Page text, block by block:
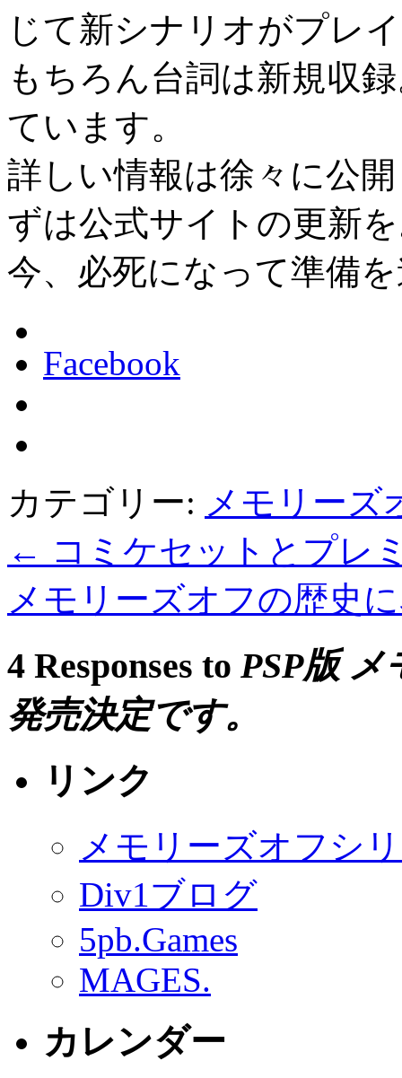
じて新シナリオがプレ
もちろん台詞は新規収
ています。
詳しい情報は徐々に公
ずは公式サイトの更新
今、必死になって準備
Facebook
カテゴリー: メモリーズ
← コミケセットとプレ
メモリーズオフの歴史
4 Responses to PSP版
発売決定です。
リンク
メモリーズオフシ
Div1ブログ
5pb.Games
MAGES.
カレンダー